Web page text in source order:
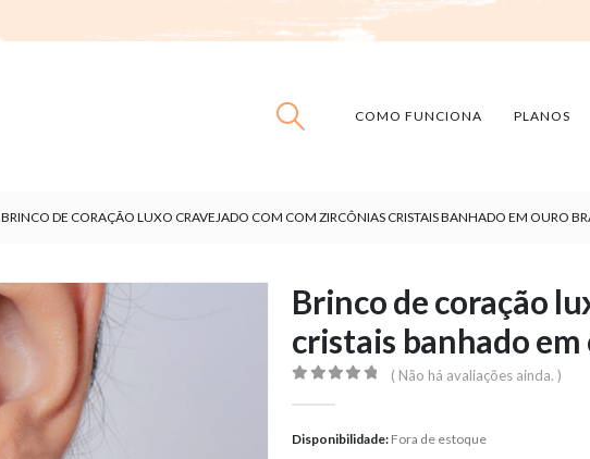
COMO FUNCIONA PLANOS
BRINCO DE CORAÇÃO LUXO CRAVEJADO COM COM ZIRCÔNIAS CRISTAIS BANHADO EM OURO
Brinco de coração
cristais banhado
( Não há avaliações ainda. )
Disponibilidade: Fora de estoque